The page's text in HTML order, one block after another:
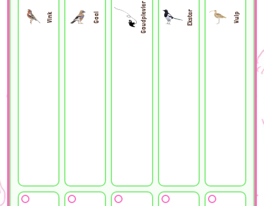
Vink Gaai Goudplevier Ekster Wulp